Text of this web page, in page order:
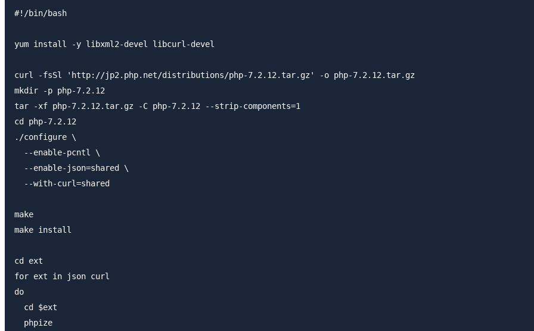
#!/bin/bash
yum install -y libxml2-devel libcurl-devel
curl -fsSl 'http://jp2.php.net/distributions/php-7.2.12.tar.gz' -o php-7.2.12.tar.gz
mkdir -p php-7.2.12
tar -xf php-7.2.12.tar.gz -C php-7.2.12 --strip-components=1
cd php-7.2.12
./configure \
  --enable-pcntl \
  --enable-json=shared \
  --with-curl=shared
make
make install
cd ext
for ext in json curl
do
  cd $ext
  phpize